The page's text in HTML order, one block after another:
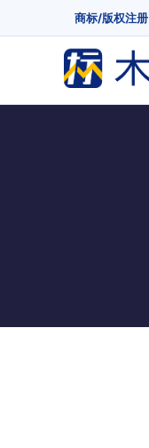
商标/版权注册